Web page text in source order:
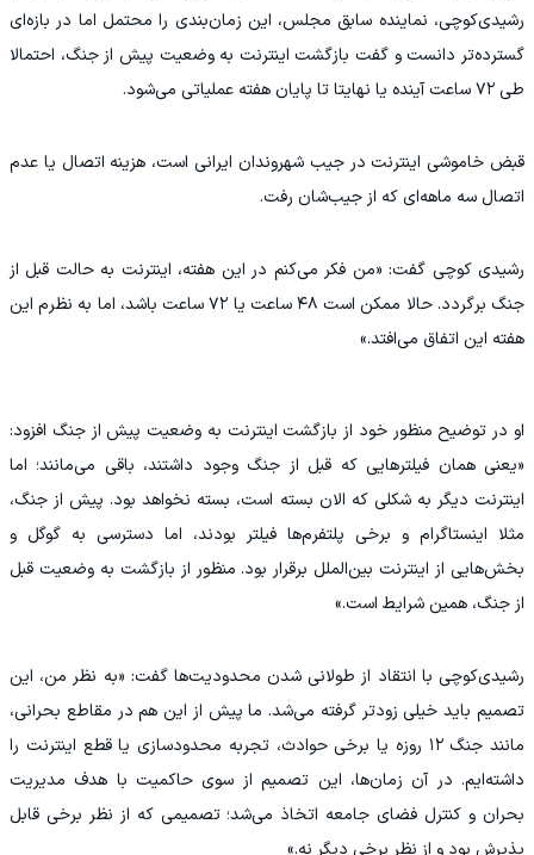
رشیدی‌کوچی، نماینده سابق مجلس، این زمان‌بندی را محتمل اما در بازه‌ای
گسترده‌تر دانست و گفت بازگشت اینترنت به وضعیت پیش از جنگ، احتمالا
طی ۷۲ ساعت آینده یا نهایتا تا پایان هفته عملیاتی می‌شود.
قبض خاموشی اینترنت در جیب شهروندان ایرانی است، هزینه اتصال یا عدم
اتصال سه ماهه‌ای که از جیب‌شان رفت.
رشیدی کوچی گفت: «من فکر می‌کنم در این هفته، اینترنت به حالت قبل از
جنگ برگردد. حالا ممکن است ۴۸ ساعت یا ۷۲ ساعت باشد، اما به نظرم این
هفته این اتفاق می‌افتد.»
او در توضیح منظور خود از بازگشت اینترنت به وضعیت پیش از جنگ افزود:
«یعنی همان فیلترهایی که قبل از جنگ وجود داشتند، باقی می‌مانند؛ اما
اینترنت دیگر به شکلی که الان بسته است، بسته نخواهد بود. پیش از جنگ،
مثلا اینستاگرام و برخی پلتفرم‌ها فیلتر بودند، اما دسترسی به گوگل و
بخش‌هایی از اینترنت بین‌الملل برقرار بود. منظور از بازگشت به وضعیت قبل
از جنگ، همین شرایط است.»
رشیدی‌کوچی با انتقاد از طولانی شدن محدودیت‌ها گفت: «به نظر من، این
تصمیم باید خیلی زودتر گرفته می‌شد. ما پیش از این هم در مقاطع بحرانی،
مانند جنگ ۱۲ روزه یا برخی حوادث، تجربه محدودسازی یا قطع اینترنت را
داشته‌ایم. در آن زمان‌ها، این تصمیم از سوی حاکمیت با هدف مدیریت
بحران و کنترل فضای جامعه اتخاذ می‌شد؛ تصمیمی که از نظر برخی قابل
پذیرش بود و از نظر برخی دیگر نه.»